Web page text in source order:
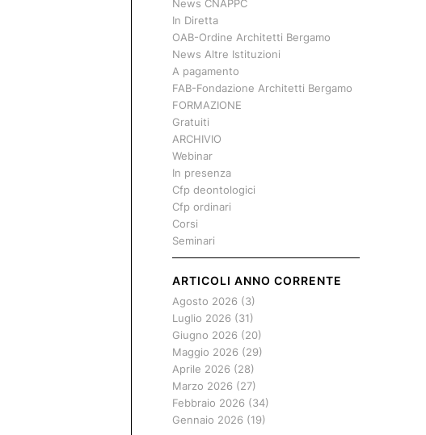
News CNAPPC
In Diretta
OAB-Ordine Architetti Bergamo
News Altre Istituzioni
A pagamento
FAB-Fondazione Architetti Bergamo
FORMAZIONE
Gratuiti
ARCHIVIO
Webinar
In presenza
Cfp deontologici
Cfp ordinari
Corsi
Seminari
ARTICOLI ANNO CORRENTE
Agosto 2026(3)
Luglio 2026(31)
Giugno 2026(20)
Maggio 2026(29)
Aprile 2026(28)
Marzo 2026(27)
Febbraio 2026(34)
Gennaio 2026(19)